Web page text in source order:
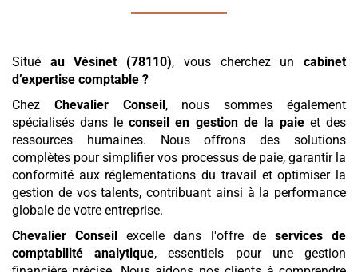
Situé au Vésinet (78110), vous cherchez uncabinet
d’expertise comptable ?
Chez Chevalier Conseil , nous sommes également
spécialisés dans leconseil en gestion de la paieet des
ressources humaines. Nous offrons des solutions
complètes pour simplifier vos processus de paie, garantir la
conformité aux réglementations du travail et optimiser la
gestion de vos talents, contribuant ainsi à la performance
globale de votre entreprise.
Chevalier Conseil
excelle dans l'offre de services de
comptabilité analytique, essentiels pour une gestion